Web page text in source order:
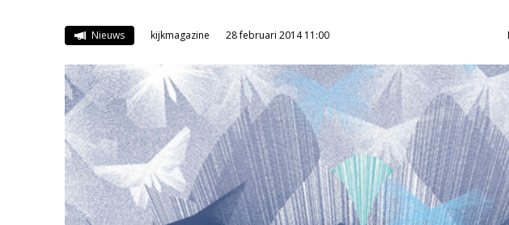
Nieuws kijkmagazine 28 februari 2014 11:00